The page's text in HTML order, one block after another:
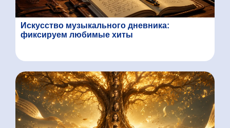
Искусство музыкального дневника:
фиксируем любимые хиты